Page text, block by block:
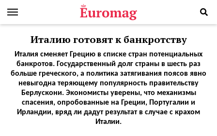
Италию готовят к банкротству
Италия сменяет Грецию в списке стран потенциальных
банкротов. Государственный долг страны в шесть раз
больше греческого, а политика затягивания поясов явно
невыгодна теряющему популярность правительству
Берлускони. Экономисты уверены, что механизмы
спасения, опробованные на Греции, Португалии и
Ирландии, вряд ли дадут результат в случае с крахом
Италии.